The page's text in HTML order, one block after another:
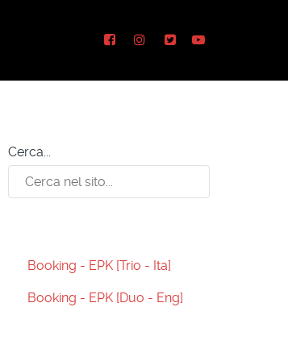
Cerca...
Booking - EPK [Trio - Ita]
Booking - EPK [Duo - Eng]